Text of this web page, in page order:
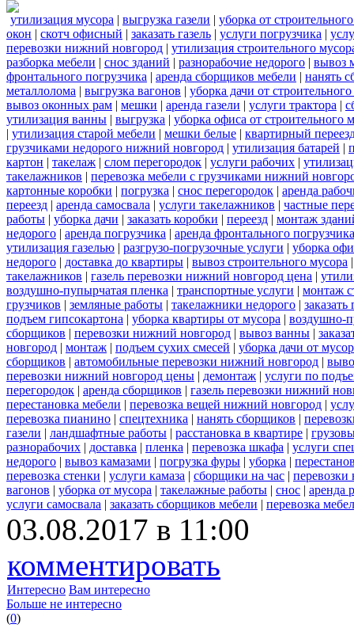
утилизация мусора | выгрузка газели | уборка от
окон | скотч офисный | заказать газель | услуги погрузчика |
перевозки нижний новгород | утилизация строительного
разборка мебели | снос зданий | разнорабочие недорого | вывоз
фронтального погрузчика | аренда сборщиков мебели | нанять
металлолома | выгрузка вагонов | уборка дачи от
вывоз оконных рам | мешки | аренда газели | услуги трактора |
утилизация ванны | выгрузка | уборка офиса от строительного
| утилизация старой мебели | мешки белые | квартирный
грузчиками недорого нижний новгород | утилизация батарей |
картон | такелаж | слом перегородок | услуги рабочих |
такелажников | перевозка мебели с грузчиками нижний
картонные коробки | погрузка | снос перегородок | аренда
переезд | аренда самосвала | услуги такелажников | частные
работы | уборка дачи | заказать коробки | переезд | монтаж
недорого | аренда погрузчика | аренда фронтального погрузчика
утилизация газелью | разгрузо-погрузочные услуги | уборка
недорого | доставка до квартиры | вывоз строительного мусора
такелажников | газель перевозки нижний новгород цена |
воздушно-пупырчатая пленка | транспортные услуги | монтаж
грузчиков | земляные работы | такелажники недорого |
подъем гипсокартона | уборка квартиры от мусора | воздушно-
сборщиков | перевозки нижний новгород | вывоз ванны |
новгород | монтаж | подъем сухих смесей | уборка дачи от
сборщиков | автомобильные перевозки нижний новгород |
перевозки нижний новгород цены | демонтаж | услуги по
перегородок | аренда сборщиков | газель перевозки нижний
перестановка мебели | перевозка вещей нижний новгород |
перевозка пианино | спецтехника | нанять сборщиков |
газели | ландшафтные работы | расстановка в квартире |
разнорабочих | доставка | пленка | перевозка шкафа | услуги
недорого | вывоз камазами | погрузка фуры | уборка |
перевозка стенки | услуги камаза | сборщики на час | перевозки
вагонов | уборка от мусора | такелажные работы | снос | аренда
услуги самосвала | заказать сборщиков мебели | перевозка
03.08.2017 в 11:00
комментировать
Интересно Вам интересно
Больше не интересно
(0)